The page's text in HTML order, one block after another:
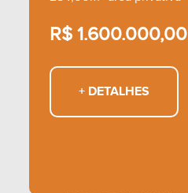
R$ 1.600.000,00
+ DETALHES